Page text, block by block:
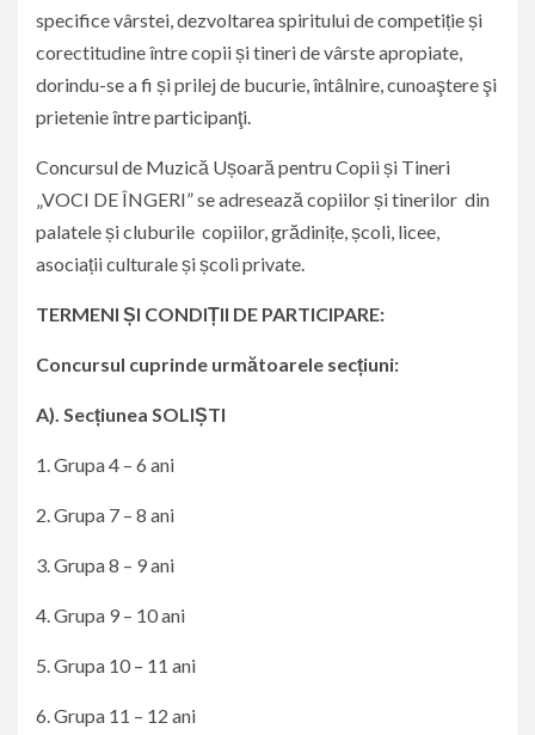
specifice vârstei, dezvoltarea spiritului de competiție și
corectitudine între copii și tineri de vârste apropiate,
dorindu-se a fi și prilej de bucurie, întâlnire, cunoaştere şi
prietenie între participanţi.
Concursul de Muzică Ușoară pentru Copii și Tineri
„VOCI DE ÎNGERI” se adresează copiilor și tinerilor din
palatele și cluburile copiilor, grădinițe, școli, licee,
asociații culturale și școli private.
TERMENI ȘI CONDIȚII DE PARTICIPARE:
Concursul cuprinde următoarele secțiuni:
A). Secțiunea SOLIȘTI
1. Grupa 4 – 6 ani
2. Grupa 7 – 8 ani
3. Grupa 8 – 9 ani
4. Grupa 9 – 10 ani
5. Grupa 10 – 11 ani
6. Grupa 11 – 12 ani